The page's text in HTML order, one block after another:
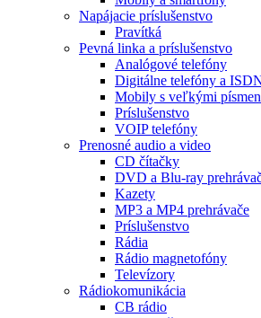
Napájacie príslušenstvo
Pravítká
Pevná linka a príslušenstvo
Analógové telefóny
Digitálne telefóny a
Mobily s veľkými
Príslušenstvo
VOIP telefóny
Prenosné audio a video
CD čítačky
DVD a Blu-ray
Kazety
MP3 a MP4 prehrávače
Príslušenstvo
Rádia
Rádio magnetofóny
Televízory
Rádiokomunikácia
CB rádio